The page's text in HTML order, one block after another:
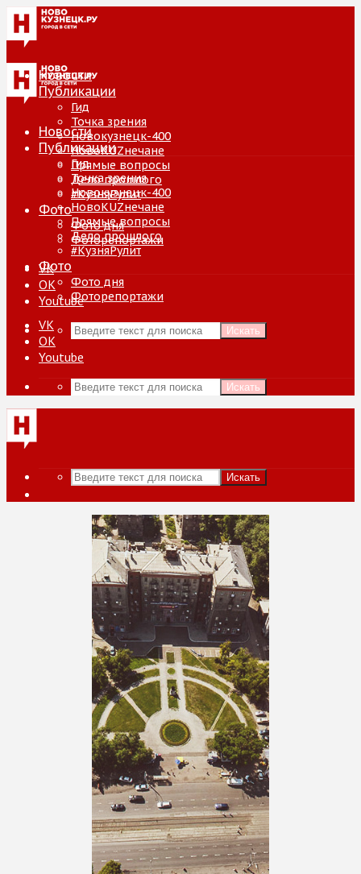
Новости
Публикации
Гид
Точка зрения
Новокузнецк-400
НовоKUZнечане
Прямые вопросы
Дело прошлого
#КузняРулит
Фото
Фото дня
Фоторепортажи
VK
ОК
Youtube
Искать
Новости
Публикации
Гид
Точка зрения
Новокузнецк-400
НовоKUZнечане
Прямые вопросы
Дело прошлого
#КузняРулит
Фото
Фото дня
Фоторепортажи
VK
ОК
Youtube
Искать
Искать